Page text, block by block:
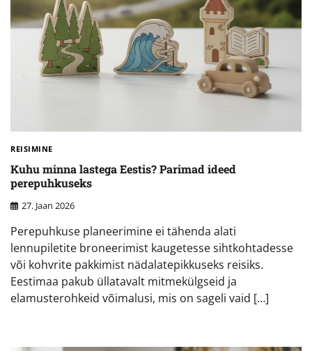
REISIMINE
Kuhu minna lastega Eestis? Parimad ideed
perepuhkuseks
27. Jaan 2026
Perepuhkuse planeerimine ei tähenda alati
lennupiletite broneerimist kaugetesse sihtkohtadesse
või kohvrite pakkimist nädalatepikkuseks reisiks.
Eestimaa pakub üllatavalt mitmekülgseid ja
elamusterohkeid võimalusi, mis on sageli vaid […]